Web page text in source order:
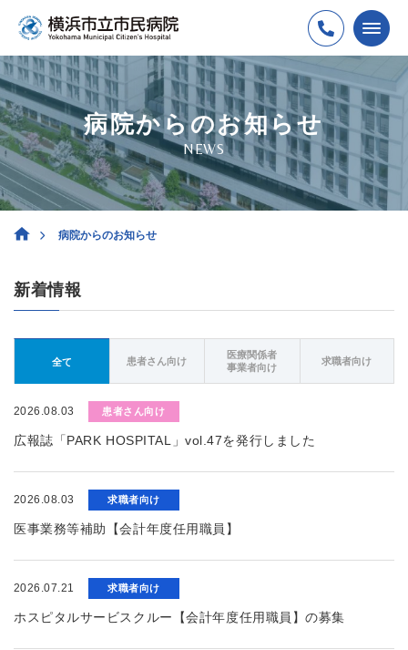
病院からのお知らせ
NEWS
病院からのお知らせ
新着情報
全て 患者さん向け
医療関係者
事業者向け
求職者向け
2026.08.03 患者さん向け
広報誌「PARK HOSPITAL」vol.47を発行しました
2026.08.03 求職者向け
医事業務等補助【会計年度任用職員】
2026.07.21 求職者向け
ホスピタルサービスクルー【会計年度任用職員】の募集